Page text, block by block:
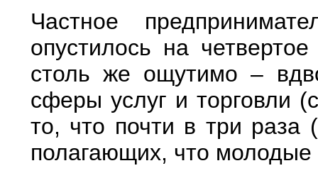
Частное
опустилось на
столь же ощутимо –
сферы услуг и торговли
то, что почти в три раза
полагающих, что